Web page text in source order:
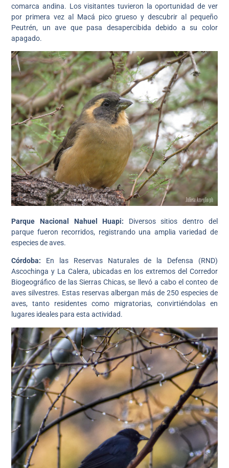
comarca andina. Los visitantes tuvieron la oportunidad de ver
por primera vez al Macá pico grueso y descubrir al pequeño
Peutrén, un ave que pasa desapercibida debido a su color
apagado.
Parque Nacional Nahuel Huapi: Diversos sitios dentro del
parque fueron recorridos, registrando una amplia variedad de
especies de aves.
Córdoba: En las Reservas Naturales de la Defensa (RND)
Ascochinga y La Calera, ubicadas en los extremos del Corredor
Biogeográfico de las Sierras Chicas, se llevó a cabo el conteo de
aves silvestres. Estas reservas albergan más de 250 especies de
aves, tanto residentes como migratorias, convirtiéndolas en
lugares ideales para esta actividad.